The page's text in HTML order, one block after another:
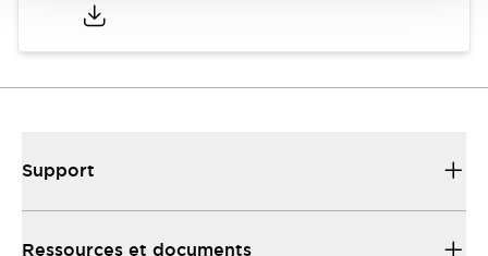
Support
Ressources et documents